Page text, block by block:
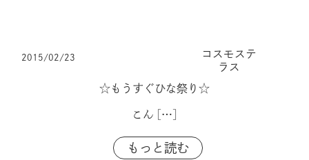
2015/02/23
コスモステ
ラス
☆もうすぐひな祭り☆
こん […]
もっと読む